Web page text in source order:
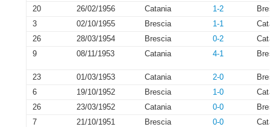
20
26/02/1956 Catania 1-2
3
02/10/1955 Brescia 1-1
26
28/03/1954 Brescia 0-2
9
08/11/1953 Catania 4-1
23 01/03/1953 Catania 2-0
6
19/10/1952 Brescia 1-0
26
23/03/1952 Catania 0-0
7
21/10/1951 Brescia 0-0